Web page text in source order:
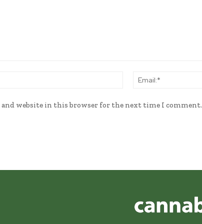
Name:*
and website in this browser for the next time I comment.